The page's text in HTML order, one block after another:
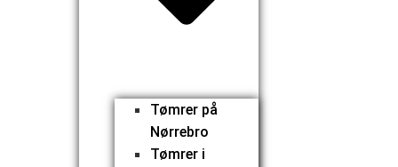
Tømrer på
Nørrebro
Tømrer i